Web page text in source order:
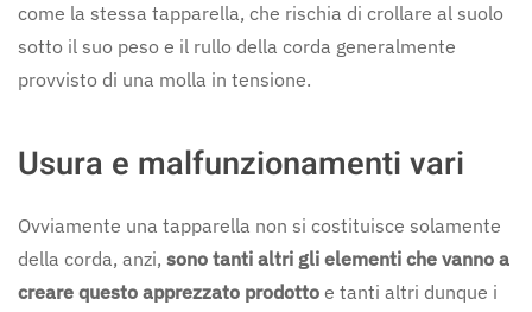
come la stessa tapparella, che rischia di crollare al suolo
sotto il suo peso e il rullo della corda generalmente
provvisto di una molla in tensione.
Usura e malfunzionamenti vari
Ovviamente una tapparella non si costituisce solamente
della corda, anzi, sono tanti altri gli elementi che vanno a
creare questo apprezzato prodotto e tanti altri dunque i